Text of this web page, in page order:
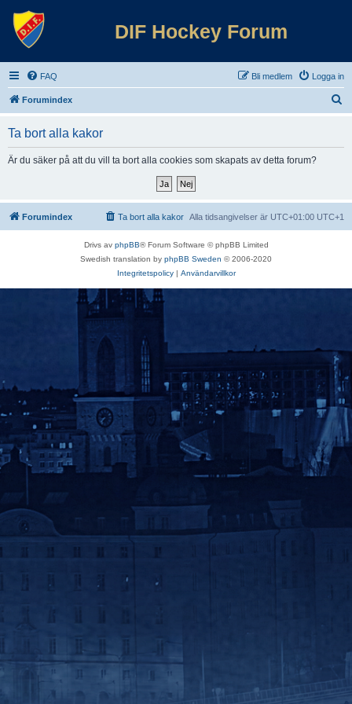
DIF Hockey Forum
FAQ Logga in
Bli medlem
Forumindex
Ta bort alla kakor
Är du säker på att du vill ta bort alla cookies som skapats av detta forum?
Forumindex Alla tidsangivelser är UTC+01:00 UTC+1
Ta bort alla kakor
Drivs av phpBB® Forum Software © phpBB Limited
Swedish translation by phpBB Sweden © 2006-2020
Integritetspolicy| Användarvillkor